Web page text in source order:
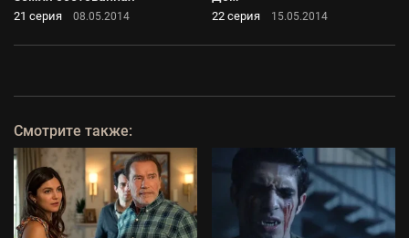
21 серия 08.05.2014 22 серия 15.05.2014
Смотрите также: